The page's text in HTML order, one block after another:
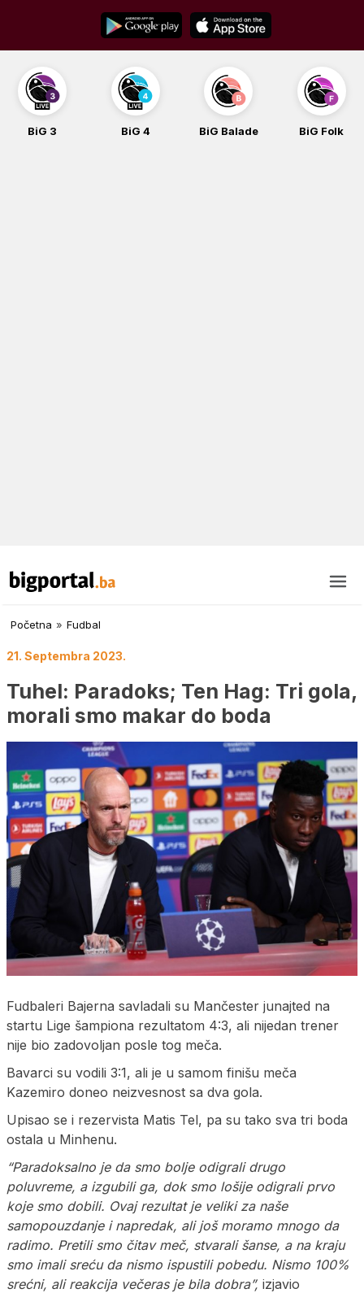
content
BiG 3 BiG 4 BiG Balade BiG Folk
Početna » Fudbal
21. Septembra 2023.
Tuhel: Paradoks; Ten Hag: Tri gola,
morali smo makar do boda
Fudbaleri Bajerna savladali su Mančester junajted na
startu Lige šampiona rezultatom 4:3, ali nijedan trener
nije bio zadovoljan posle tog meča.
Bavarci su vodili 3:1, ali je u samom finišu meča
Kazemiro doneo neizvesnost sa dva gola.
Upisao se i rezervista Matis Tel, pa su tako sva tri boda
ostala u Minhenu.
“Paradoksalno je da smo bolje odigrali drugo
poluvreme, a izgubili ga, dok smo lošije odigrali prvo
koje smo dobili. Ovaj rezultat je veliki za naše
samopouzdanje i napredak, ali još moramo mnogo da
radimo. Pretili smo čitav meč, stvarali šanse, a na kraju
smo imali sreću da nismo ispustili pobedu. Nismo 100%
srećni, ali reakcija večeras je bila dobra”, izjavio